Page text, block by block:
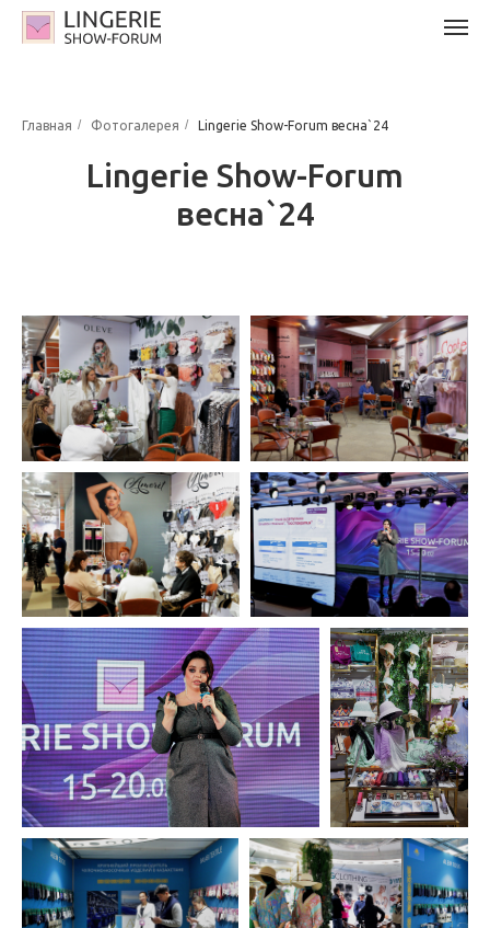
Главная / Фотогалерея / Lingerie Show-Forum весна`24
Lingerie Show-Forum
весна`24